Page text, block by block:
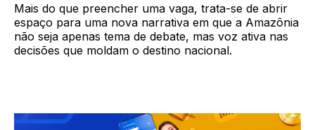
Mais do que preencher uma vaga, trata-se de abrir
espaço para uma nova narrativa em que a Amazônia
não seja apenas tema de debate, mas voz ativa nas
decisões que moldam o destino nacional.